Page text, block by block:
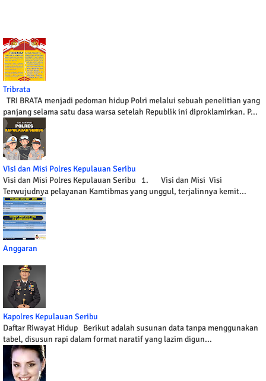
Tribrata
TRI BRATA menjadi pedoman hidup Polri melalui sebuah penelitian yang
panjang selama satu dasa warsa setelah Republik ini diproklamirkan. P...
Visi dan Misi Polres Kepulauan Seribu
Visi dan Misi Polres Kepulauan Seribu 1. Visi dan Misi Visi
Terwujudnya pelayanan Kamtibmas yang unggul, terjalinnya kemit...
Anggaran
Kapolres Kepulauan Seribu
Daftar Riwayat Hidup Berikut adalah susunan data tanpa menggunakan
tabel, disusun rapi dalam format naratif yang lazim digun...